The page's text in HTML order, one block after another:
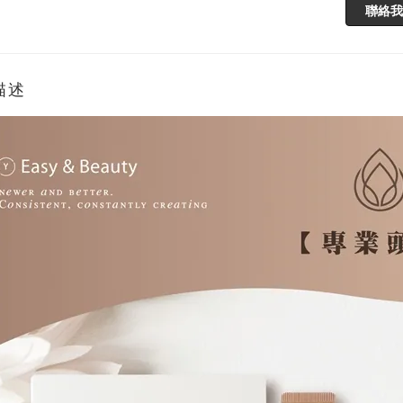
聯絡
述